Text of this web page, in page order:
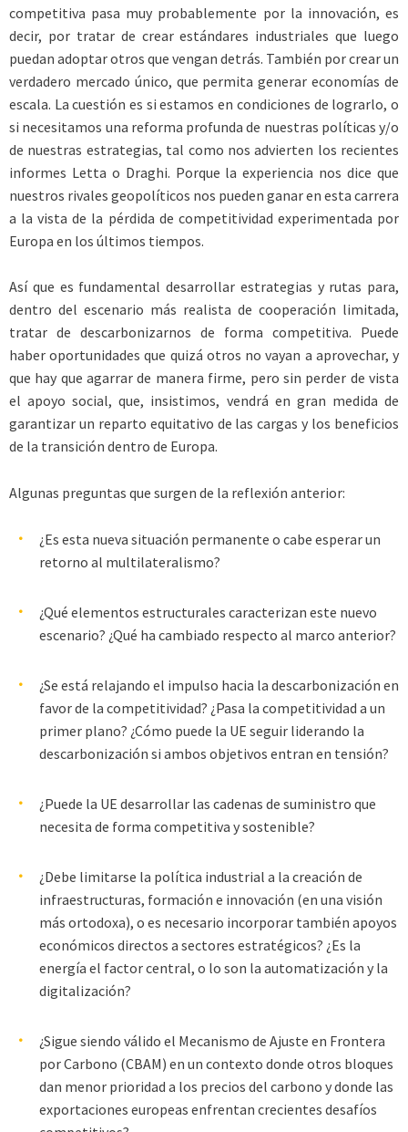
competitiva pasa muy probablemente por la innovación, es
decir, por tratar de crear estándares industriales que luego
puedan adoptar otros que vengan detrás. También por crear un
verdadero mercado único, que permita generar economías de
escala. La cuestión es si estamos en condiciones de lograrlo, o
si necesitamos una reforma profunda de nuestras políticas y/o
de nuestras estrategias, tal como nos advierten los recientes
informes Letta o Draghi. Porque la experiencia nos dice que
nuestros rivales geopolíticos nos pueden ganar en esta carrera
a la vista de la pérdida de competitividad experimentada por
Europa en los últimos tiempos.
Así que es fundamental desarrollar estrategias y rutas para,
dentro del escenario más realista de cooperación limitada,
tratar de descarbonizarnos de forma competitiva. Puede
haber oportunidades que quizá otros no vayan a aprovechar, y
que hay que agarrar de manera firme, pero sin perder de vista
el apoyo social, que, insistimos, vendrá en gran medida de
garantizar un reparto equitativo de las cargas y los beneficios
de la transición dentro de Europa.
Algunas preguntas que surgen de la reflexión anterior:
¿Es esta nueva situación permanente o cabe esperar un
retorno al multilateralismo?
¿Qué elementos estructurales caracterizan este nuevo
escenario? ¿Qué ha cambiado respecto al marco anterior?
¿Se está relajando el impulso hacia la descarbonización en
favor de la competitividad? ¿Pasa la competitividad a un
primer plano? ¿Cómo puede la UE seguir liderando la
descarbonización si ambos objetivos entran en tensión?
¿Puede la UE desarrollar las cadenas de suministro que
necesita de forma competitiva y sostenible?
¿Debe limitarse la política industrial a la creación de
infraestructuras, formación e innovación (en una visión
más ortodoxa), o es necesario incorporar también apoyos
económicos directos a sectores estratégicos? ¿Es la
energía el factor central, o lo son la automatización y la
digitalización?
¿Sigue siendo válido el Mecanismo de Ajuste en Frontera
por Carbono (CBAM) en un contexto donde otros bloques
dan menor prioridad a los precios del carbono y donde las
exportaciones europeas enfrentan crecientes desafíos